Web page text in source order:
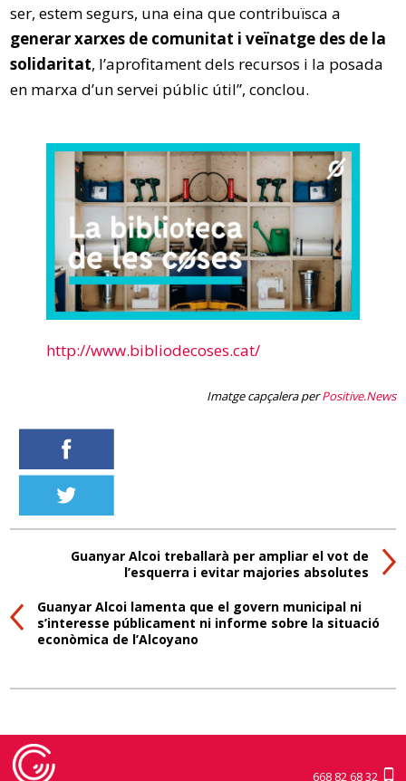
ser, estem segurs, una eina que contribuïsca a
generar xarxes de comunitat i veïnatge des de la
solidaritat, l’aprofitament dels recursos i la posada
en marxa d’un servei públic útil”, conclou.
http://www.bibliodecoses.cat/
Imatge capçalera perPositive.News
Guanyar Alcoi treballarà per ampliar el vot de
l’esquerra i evitar majories absolutes
Guanyar Alcoi lamenta que el govern municipal ni
s’interesse públicament ni informe sobre la situació
econòmica de l’Alcoyano
668 82 68 32